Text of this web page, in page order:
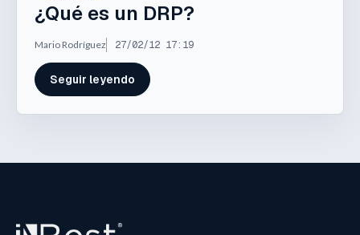
¿Qué es un DRP?
Mario Rodríguez 27/02/12 17:19
Seguir leyendo